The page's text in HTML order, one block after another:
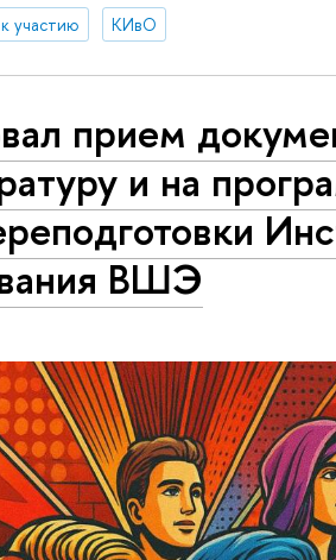
участию КИвО
прием
и на
ВШЭ